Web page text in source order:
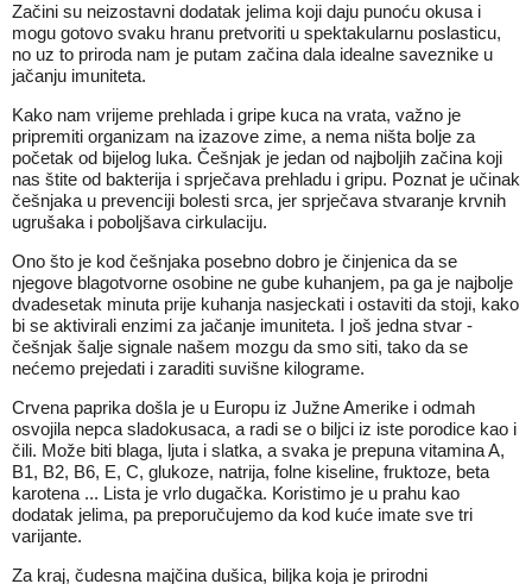
Začini su neizostavni dodatak jelima koji daju punoću okusa i
mogu gotovo svaku hranu pretvoriti u spektakularnu poslasticu,
no uz to priroda nam je putam začina dala idealne saveznike u
jačanju imuniteta.
Kako nam vrijeme prehlada i gripe kuca na vrata, važno je
pripremiti organizam na izazove zime, a nema ništa bolje za
početak od bijelog luka. Češnjak je jedan od najboljih začina koji
nas štite od bakterija i sprječava prehladu i gripu. Poznat je učinak
češnjaka u prevenciji bolesti srca, jer sprječava stvaranje krvnih
ugrušaka i poboljšava cirkulaciju.
Ono što je kod češnjaka posebno dobro je činjenica da se
njegove blagotvorne osobine ne gube kuhanjem, pa ga je najbolje
dvadesetak minuta prije kuhanja nasjeckati i ostaviti da stoji, kako
bi se aktivirali enzimi za jačanje imuniteta. I još jedna stvar -
češnjak šalje signale našem mozgu da smo siti, tako da se
nećemo prejedati i zaraditi suvišne kilograme.
Crvena paprika došla je u Europu iz Južne Amerike i odmah
osvojila nepca sladokusaca, a radi se o biljci iz iste porodice kao i
čili. Može biti blaga, ljuta i slatka, a svaka je prepuna vitamina A,
B1, B2, B6, E, C, glukoze, natrija, folne kiseline, fruktoze, beta
karotena ... Lista je vrlo dugačka. Koristimo je u prahu kao
dodatak jelima, pa preporučujemo da kod kuće imate sve tri
varijante.
Za kraj, čudesna majčina dušica, biljka koja je prirodni